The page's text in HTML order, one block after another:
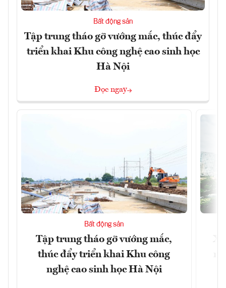
Bất động sản
Tập trung tháo gỡ vướng mắc, thúc đẩy
triển khai Khu công nghệ cao sinh học
Hà Nội
Đọc ngay
Bất động sản
Tập trung tháo gỡ vướng mắc,
thúc đẩy triển khai Khu công
nghệ cao sinh học Hà Nội